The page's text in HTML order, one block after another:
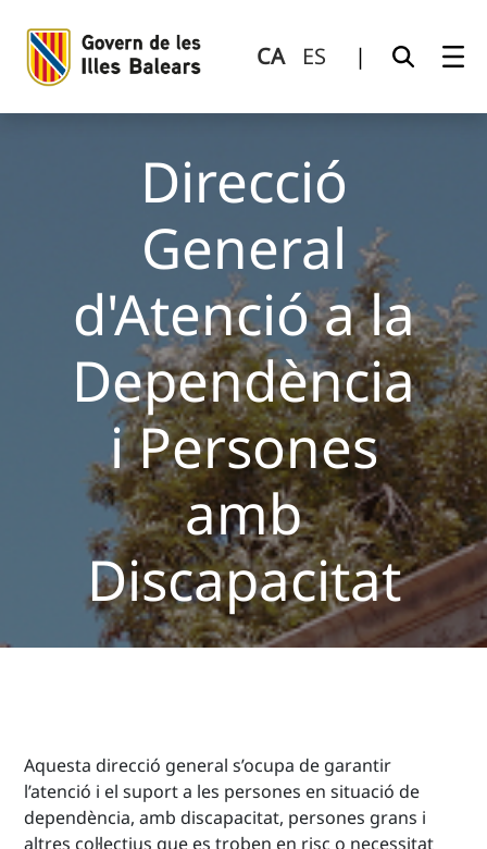
CA ES |
Direcció
General
d'Atenció a la
Dependència
i Persones
amb
Discapacitat
Aquesta direcció general s’ocupa de garantir
l’atenció i el suport a les persones en situació de
dependència, amb discapacitat, persones grans i
altres col·lectius que es troben en risc o necessitat